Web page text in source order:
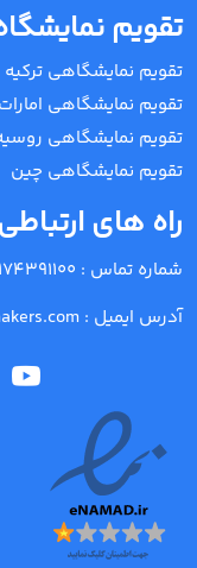
تقویم
تقویم نمایشگاهی ترکیه
تقویم نمایشگاهی
تقویم نمایشگاهی
تقویم نمایشگاهی چین
راه های ارتباطی
شماره تماس :
آدرس ایمیل :